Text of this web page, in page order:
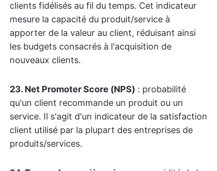
clients fidélisés au fil du temps. Cet indicateur
mesure la capacité du produit/service à
apporter de la valeur au client, réduisant ainsi
les budgets consacrés à l'acquisition de
nouveaux clients.
23. Net Promoter Score (NPS) : probabilité
qu'un client recommande un produit ou un
service. Il s'agit d'un indicateur de la satisfaction
client utilisé par la plupart des entreprises de
produits/services.